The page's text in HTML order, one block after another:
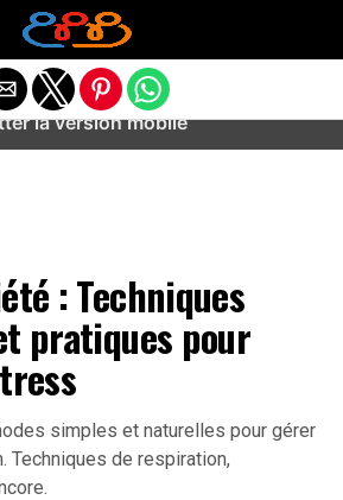
Unknown modifier '/' in
aideanxietestress.fr/
views/includes/class-bots.php
: Techniques
pratiques pour
simples et naturelles pour gérer
Techniques de respiration,
la version mobile